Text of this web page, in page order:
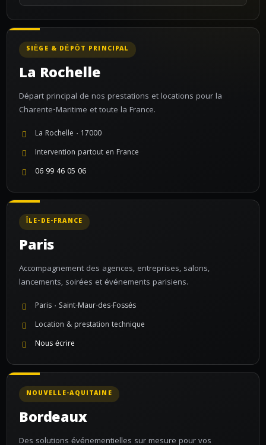
SIÈGE & DÉPÔT PRINCIPAL
La Rochelle
Départ principal de nos prestations et locations pour la
Charente-Maritime et toute la France.
La Rochelle · 17000
Intervention partout en France
06 99 46 05 06
ÎLE-DE-FRANCE
Paris
Accompagnement des agences, entreprises, salons,
lancements, soirées et événements parisiens.
Paris · Saint-Maur-des-Fossés
Location & prestation technique
Nous écrire
NOUVELLE-AQUITAINE
Bordeaux
Des solutions événementielles sur mesure pour vos